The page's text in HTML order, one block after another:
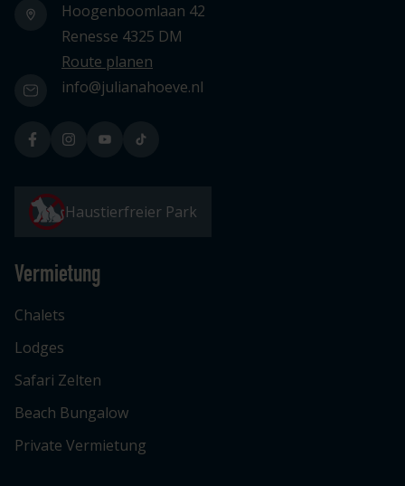
Hoogenboomlaan 42
Renesse 4325 DM
Route planen
info@julianahoeve.nl
Haustierfreier Park
Vermietung
Chalets
Lodges
Safari Zelten
Beach Bungalow
Private Vermietung